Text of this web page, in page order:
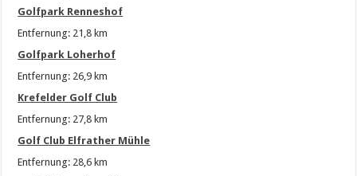
Golfpark Renneshof
Entfernung: 21,8 km
Golfpark Loherhof
Entfernung: 26,9 km
Krefelder Golf Club
Entfernung: 27,8 km
Golf Club Elfrather Mühle
Entfernung: 28,6 km